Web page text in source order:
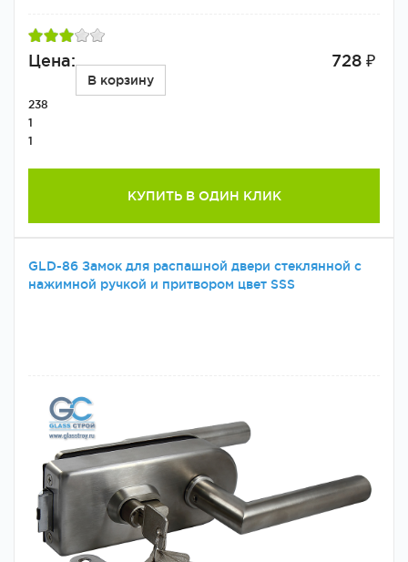
Цена: 728 ₽
В корзину
238
1
1
КУПИТЬ В ОДИН КЛИК
GLD-86 Замок для распашной двери стеклянной с
нажимной ручкой и притвором цвет SSS